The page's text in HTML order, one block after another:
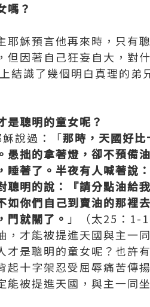
嗎？
耶穌預言他再來時，只有
但因著自己狂妄自大，對
結識了幾個明白真理的弟
是聰明的童女呢？
說過：「那時，天國好
愚拙的拿著燈，卻不預備
睡著了。半夜有人喊著說
聰明的說：『請分點油給
如你們自己到賣油的那裡
門就關了。 」（太25：1-
，才能被提進天國與主一
才是聰明的童女呢？也許
起十字架忍受屈辱痛苦傳
能被提進天國，與主一同